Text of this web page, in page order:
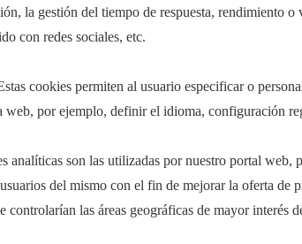
la gestión del tiempo de respuesta, rendimiento
con redes sociales, etc.
cookies permiten al usuario especificar o
web, por ejemplo, definir el idioma, configuración
analíticas son las utilizadas por nuestro portal web,
del mismo con el fin de mejorar la oferta de
controlarían las áreas geográficas de mayor interés